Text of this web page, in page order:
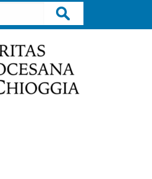
Cerca